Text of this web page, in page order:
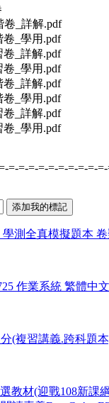
卷_詳解.pdf
卷_學用.pdf
卷_詳解.pdf
卷_學用.pdf
卷_詳解.pdf
卷_學用.pdf
卷_詳解.pdf
卷_學用.pdf
=-=-=-=-=-=-=-=-=-
測全真模擬題本
作業系統 繁體中
(複習講義.跨科題
教材(迎戰108新課